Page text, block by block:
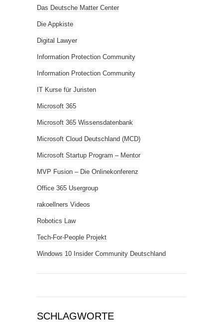
Das Deutsche Matter Center
Die Appkiste
Digital Lawyer
Information Protection Community
Information Protection Community
IT Kurse für Juristen
Microsoft 365
Microsoft 365 Wissensdatenbank
Microsoft Cloud Deutschland (MCD)
Microsoft Startup Program – Mentor
MVP Fusion – Die Onlinekonferenz
Office 365 Usergroup
rakoellners Videos
Robotics Law
Tech-For-People Projekt
Windows 10 Insider Community Deutschland
SCHLAGWORTE